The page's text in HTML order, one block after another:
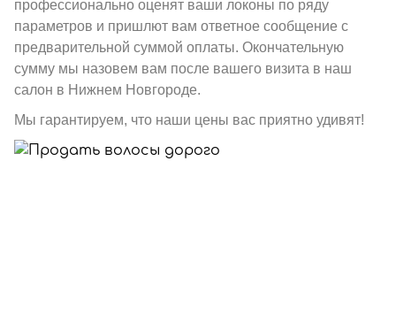
профессионально оценят ваши локоны по ряду
параметров и пришлют вам ответное сообщение с
предварительной суммой оплаты. Окончательную
сумму мы назовем вам после вашего визита в наш
салон в Нижнем Новгороде.
Мы гарантируем, что наши цены вас приятно удивят!